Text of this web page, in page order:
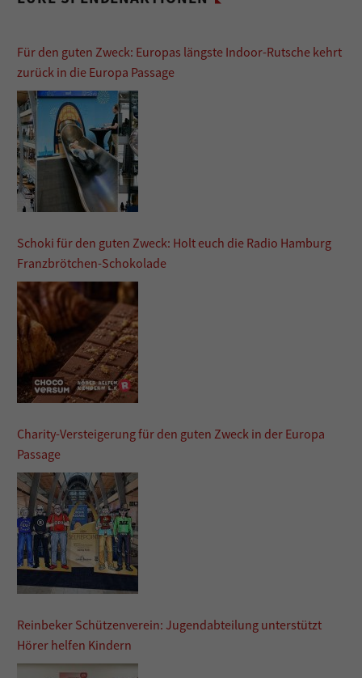
Für den guten Zweck: Europas längste Indoor-Rutsche kehrt
zurück in die Europa Passage
Schoki für den guten Zweck: Holt euch die Radio Hamburg
Franzbrötchen-Schokolade
Charity-Versteigerung für den guten Zweck in der Europa
Passage
Reinbeker Schützenverein: Jugendabteilung unterstützt
Hörer helfen Kindern